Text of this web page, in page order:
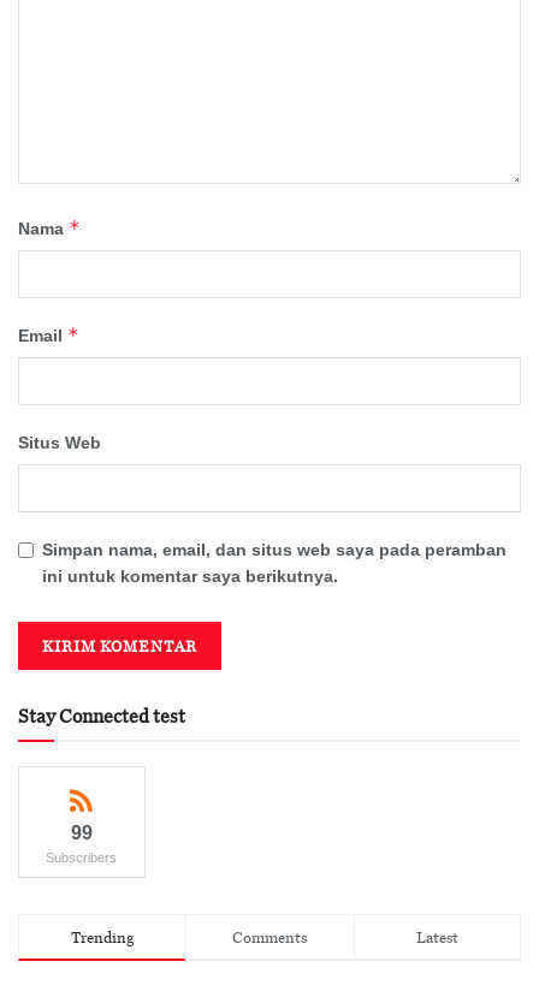
Nama *
Email *
Situs Web
Simpan nama, email, dan situs web saya pada peramban
ini untuk komentar saya berikutnya.
Stay Connected test
99
Subscribers
Trending Comments Latest